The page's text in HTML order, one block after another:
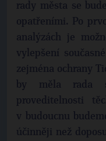
rady města se
opatřeními. Po
analýzách je
vylepšení
zejména ochrany
by měla rada
proveditelnosti
v budoucnu
účinněji než